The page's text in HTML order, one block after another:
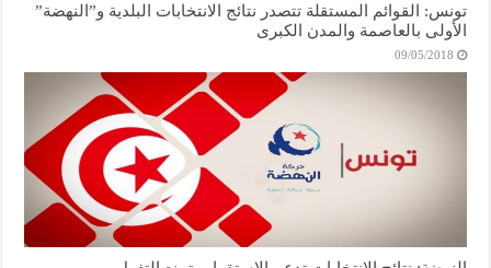
تونس: القوائم المستقلة تتصدر نتائج الانتخابات البلدية و”النهضة”
الأولى بالعاصمة والمدن الكبرى
09/05/2018